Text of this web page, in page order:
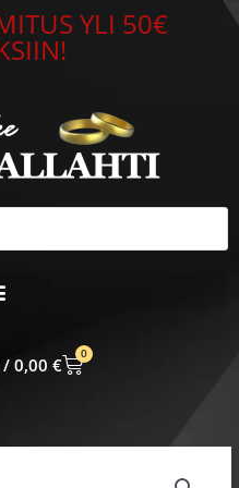
YLI 50€
0,00 €
0
CART